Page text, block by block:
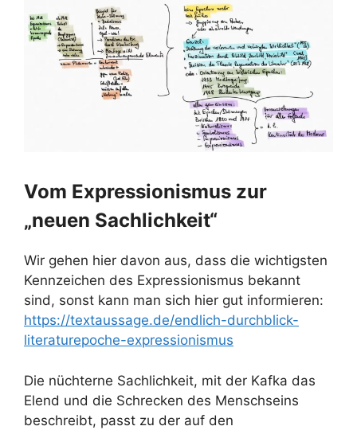
Vom Expressionismus zur
„neuen Sachlichkeit“
Wir gehen hier davon aus, dass die wichtigsten
Kennzeichen des Expressionismus bekannt
sind, sonst kann man sich hier gut informieren:
https://textaussage.de/endlich-durchblick-
literaturepoche-expressionismus
Die nüchterne Sachlichkeit, mit der Kafka das
Elend und die Schrecken des Menschseins
beschreibt, passt zu der auf den